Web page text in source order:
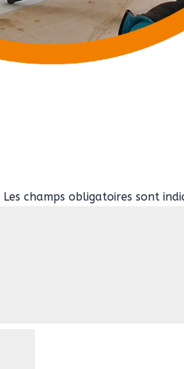
Les champs obligatoires sont